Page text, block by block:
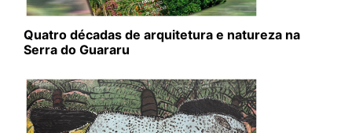
Quatro décadas de arquitetura e natureza na
Serra do Guararu